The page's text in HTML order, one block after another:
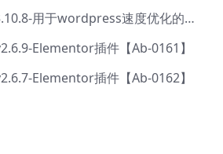
WP Rocket v3.10.8-用于wordpress速度优化的缓存加速插件【Cd-0019】
Elementor插件【Ab-0161】
Elementor插件【Ab-0162】